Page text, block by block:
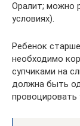
Оралит; можно
условиях).
Ребенок
необходимо
супчиками на
должна быть
провоцировать